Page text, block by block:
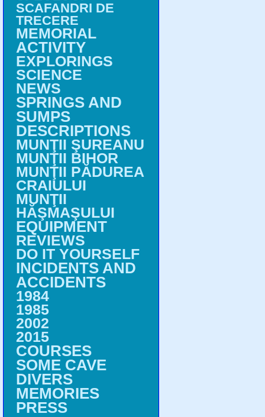
SCAFANDRI DE
TRECERE
MEMORIAL
ACTIVITY
EXPLORINGS
SCIENCE
NEWS
SPRINGS AND
SUMPS
DESCRIPTIONS
MUNŢII ŞUREANU
MUNŢII BIHOR
MUNŢII PĂDUREA
CRAIULUI
MUNŢII
HĂŞMAŞULUI
EQUIPMENT
REVIEWS
DO IT YOURSELF
INCIDENTS AND
ACCIDENTS
1984
1985
2002
2015
COURSES
SOME CAVE
DIVERS
MEMORIES
PRESS